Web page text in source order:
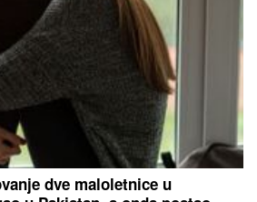
glumac SMRŠAO 90 KG,
transformacija šokirala
- IZGLEDA
Zahvaljujući
režimu uspeo je da se